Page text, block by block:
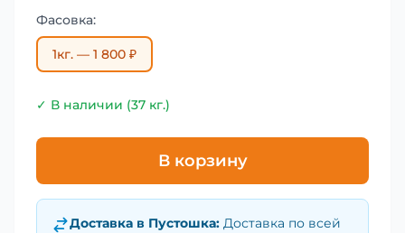
Фасовка:
1кг. — 1 800 ₽
✓ В наличии (37 кг.)
В корзину
Доставка в Пустошка: Доставка по всей